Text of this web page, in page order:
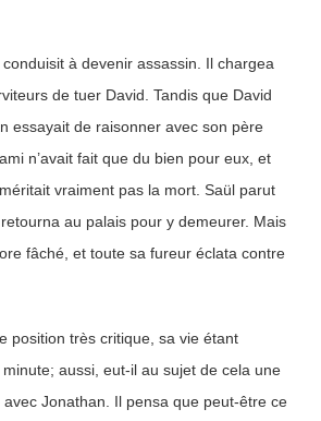
à devenir assassin. Il chargea
de tuer David. Tandis que David
essayait de raisonner avec son père
n’avait fait que du bien pour eux, et
vraiment pas la mort. Saül parut
au palais pour y demeurer. Mais
fâché, et toute sa fureur éclata contre
position très critique, sa vie étant
aussi, eut-il au sujet de cela une
Jonathan. Il pensa que peut-être ce